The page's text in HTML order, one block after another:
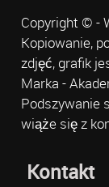
Copyright © -
Kopiowanie,
zdjęć, grafik
Marka -
Podszywanie
wiąże się z
Kontakt